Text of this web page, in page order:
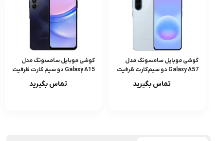
گوشی موبایل سامسونگ مدل
Galaxy A57 دو سیم‌کارت ظرفیت
256 گیگابایت و رم 8 گیگابایت –
تماس بگیرید
گوشی موبایل سامسونگ مدل
Galaxy A15 دو سیم کارت ظرفیت
تماس بگیرید